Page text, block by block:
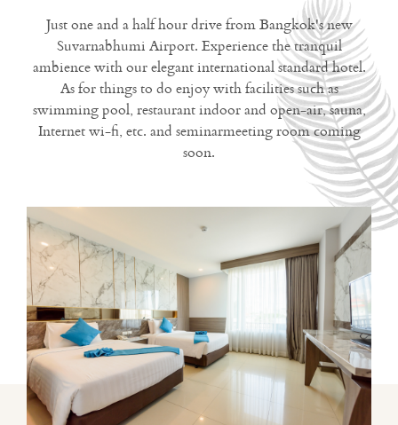
Just one and a half hour drive from Bangkok's new
Suvarnabhumi Airport. Experience the tranquil
ambience with our elegant international standard hotel.
As for things to do enjoy with facilities such as
swimming pool, restaurant indoor and open-air, sauna,
Internet wi-fi, etc. and seminarmeeting room coming
soon.